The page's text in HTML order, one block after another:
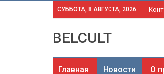
СУББОТА, 8 АВГУСТА, 2026
BELCULT
Главная Новости О